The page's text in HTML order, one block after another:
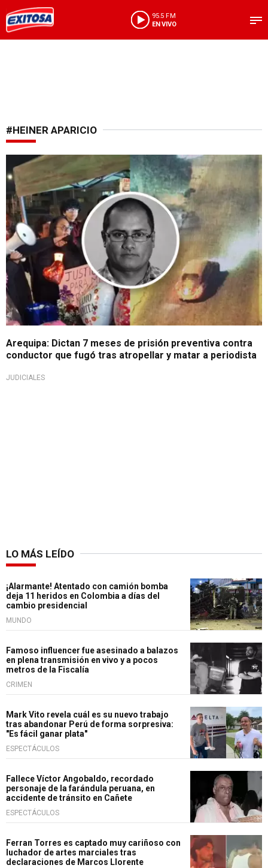
95.5 FM
EN VIVO
#HEINER APARICIO
Fatal accidente
Arequipa: Dictan 7 meses de prisión preventiva contra
conductor que fugó tras atropellar y matar a periodista
JUDICIALES
LO MÁS LEÍDO
¡Alarmante! Atentado con camión bomba
deja 11 heridos en Colombia a días del
cambio presidencial
MUNDO
Famoso influencer fue asesinado a balazos
en plena transmisión en vivo y a pocos
metros de la Fiscalía
CRIMEN
Mark Vito revela cuál es su nuevo trabajo
tras abandonar Perú de forma sorpresiva:
"Es fácil ganar plata"
ESPECTÁCULOS
Fallece Víctor Angobaldo, recordado
personaje de la farándula peruana, en
accidente de tránsito en Cañete
ESPECTÁCULOS
Ferran Torres es captado muy cariñoso con
luchador de artes marciales tras
declaraciones de Marcos Llorente